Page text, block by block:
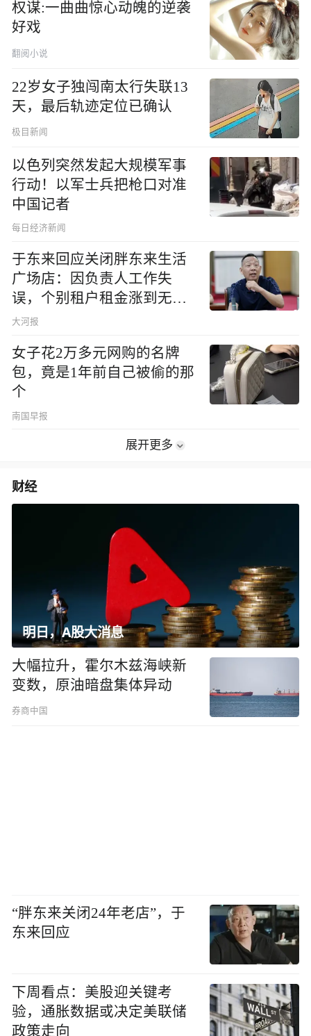
权谋:一曲曲惊心动魄的逆袭
好戏
翻阅小说
22岁女子独闯南太行失联13
天，最后轨迹定位已确认
极目新闻
以色列突然发起大规模军事
行动！以军士兵把枪口对准
中国记者
每日经济新闻
于东来回应关闭胖东来生活
广场店：因负责人工作失
误，个别租户租金涨到无法
想象
大河报
女子花2万多元网购的名牌
包，竟是1年前自己被偷的那
个
南国早报
展开更多
财经
明日，A股大消息
大幅拉升，霍尔木兹海峡新
变数，原油暗盘集体异动
券商中国
“胖东来关闭24年老店”，于
东来回应
下周看点：美股迎关键考
验，通胀数据或决定美联储
政策走向